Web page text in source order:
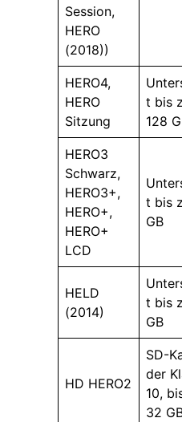
Session,
HERO
(2018))
HERO4,
HERO
Sitzung
t bis
128
HERO3
Schwarz,
HERO3+,
HERO+,
HERO+
LCD
t bis
GB
HELD
(2014)
t bis
GB
HD HERO2
SD-
der
10,
32